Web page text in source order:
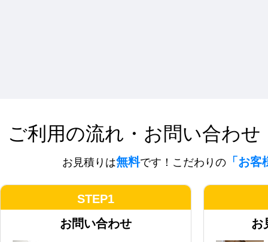
ご利用の流れ・お問い合わせ
お見積りは無料です！こだわりの 「お
STEP1
お問い合わせ
お